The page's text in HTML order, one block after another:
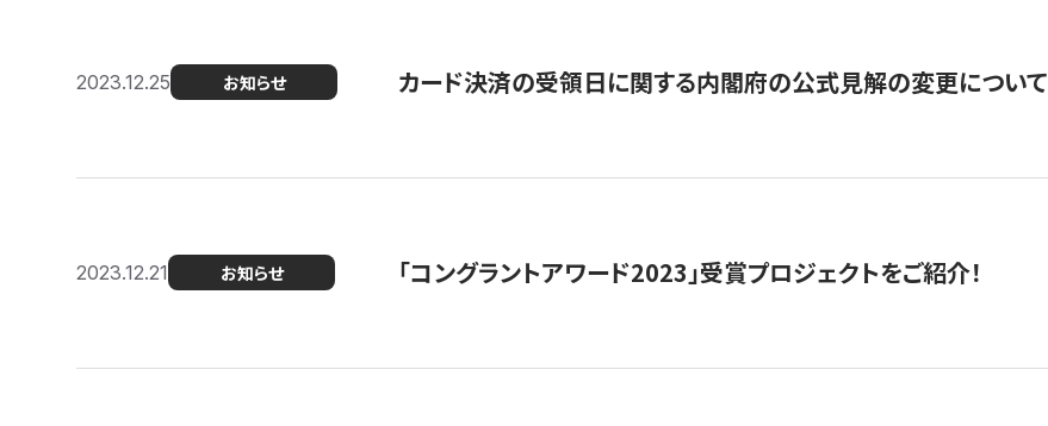
2023.12.25 お知らせ カード決済の受領日に関する内閣府の公式見解の変更について
2023.12.21 お知らせ 「コングラントアワード2023」受賞プロジェクトをご紹介！